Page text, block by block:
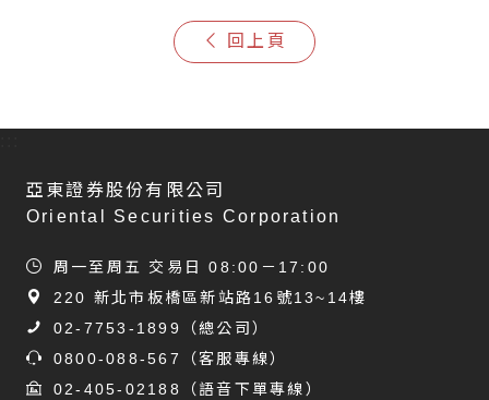
回上頁
亞東證券股份有限公司
Oriental Securities Corporation
周一至周五 交易日 08:00－17:00
220 新北市板橋區新站路16號13~14樓
02-7753-1899
（總公司）
0800-088-567
（客服專線）
02-405-02188
（語音下單專線）